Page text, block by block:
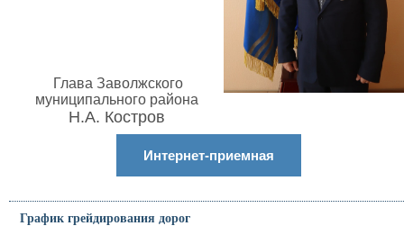
Глава Заволжского
муниципального района
Н.А. Костров
Интернет-приемная
График грейдирования дорог